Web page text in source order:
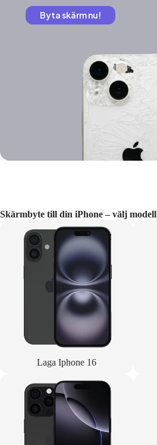
Byta skärm nu!
Skärmbyte till din iPhone – välj modell
Laga Iphone 16